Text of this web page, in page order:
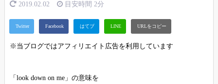
2019.02.02 目安時間 2分
※当ブログではアフィリエイト広告を利用しています
「look down on me」の意味を